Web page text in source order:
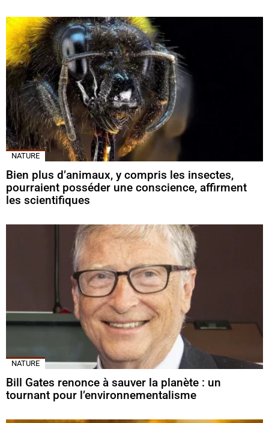
NATURE
Bien plus d’animaux, y compris les insectes,
pourraient posséder une conscience, affirment
les scientifiques
NATURE
Bill Gates renonce à sauver la planète : un
tournant pour l’environnementalisme